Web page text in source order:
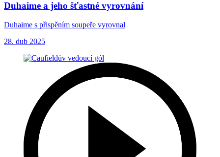
Duhaime a jeho šťastné vyrovnání
Duhaime s přispěním soupeře vyrovnal
28. dub 2025